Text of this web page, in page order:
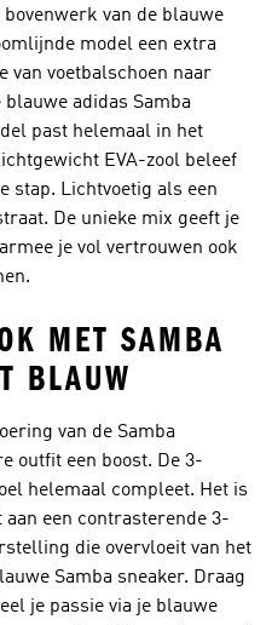
van de blauwe
model een extra
van voetbalschoen naar
adidas Samba
past helemaal in het
EVA-zool beleef
stap. Lichtvoetig als een
De unieke mix geeft je
je vol vertrouwen ook
MET SAMBA
BLAUW
van de Samba
outfit een boost. De 3-
helemaal compleet. Het is
aan een contrasterende 3-
die overvloeit van het
Samba sneaker. Draag
je passie via je blauwe